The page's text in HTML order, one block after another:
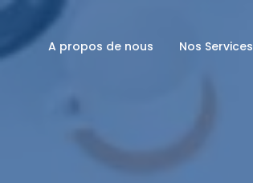
A propos de nous Nos Services